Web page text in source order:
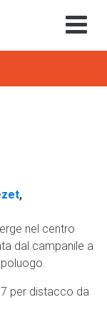
,
nel centro
dal campanile a
per distacco da